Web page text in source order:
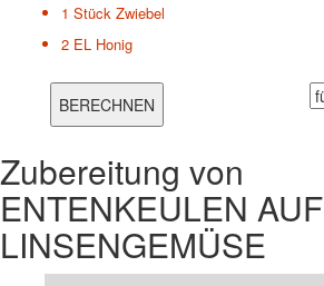
1 Stück Zwiebel
2 EL Honig
Zubereitung von
ENTENKEULEN AUF
LINSENGEMÜSE